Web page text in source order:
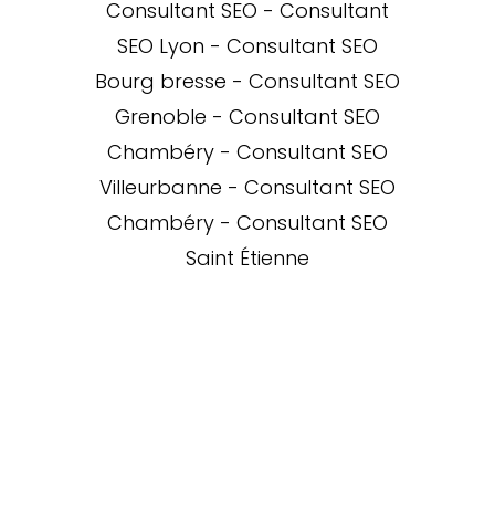
Consultant SEO - Consultant
SEO Lyon - Consultant SEO
Bourg bresse - Consultant SEO
Grenoble - Consultant SEO
Chambéry - Consultant SEO
Villeurbanne - Consultant SEO
Chambéry - Consultant SEO
Saint Étienne